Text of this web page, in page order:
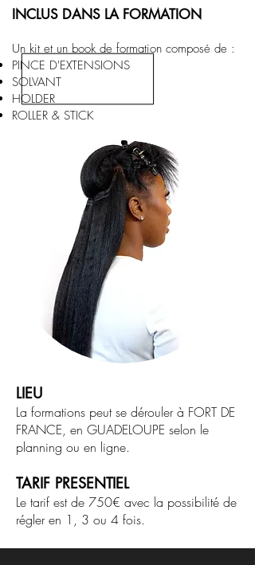
INCLUS DANS LA FORMATION
Un kit et un bookde formation composé de :
PINCE D'EXTENSIONS
SOLVANT
HOLDER
ROLLER & STICK
LIEU
La formations peut se dérouler à FORT DE
FRANCE, en GUADELOUPE selon le
planning ou en ligne.
TARIF PRESENTIEL
Le tarif est de 750€ avec la possibilité de
régler en 1, 3 ou 4 fois. ​